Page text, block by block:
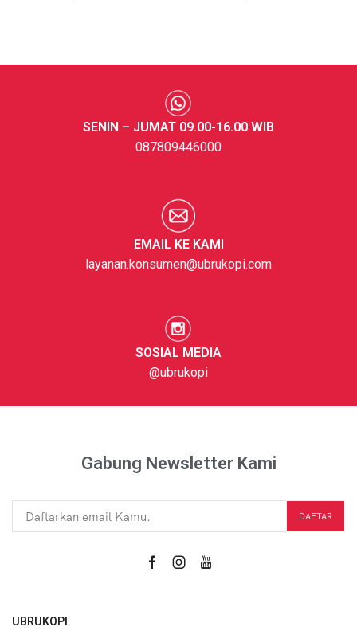
SENIN – JUMAT 09.00-16.00 WIB
087809446000
EMAIL KE KAMI
layanan.konsumen@ubrukopi.com
SOSIAL MEDIA
@ubrukopi
Gabung Newsletter Kami
UBRUKOPI